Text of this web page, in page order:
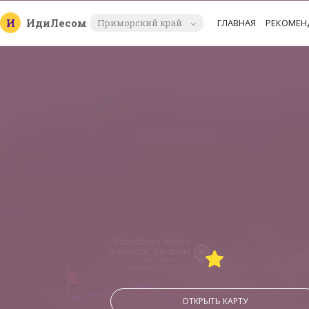
И ИдиЛесом Приморский край ГЛАВНАЯ
ОТКРЫТЬ КАРТУ